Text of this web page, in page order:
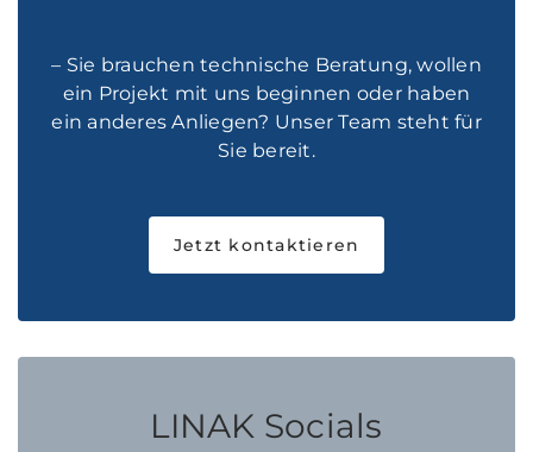
– Sie brauchen technische Beratung, wollen
ein Projekt mit uns beginnen oder haben
ein anderes Anliegen? Unser Team steht für
Sie bereit.
Jetzt kontaktieren
LINAK Socials